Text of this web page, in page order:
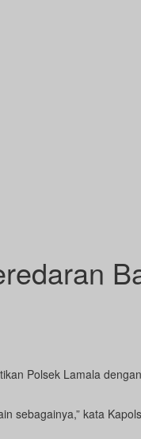
Polsek Lamala
sebagainya,” kata